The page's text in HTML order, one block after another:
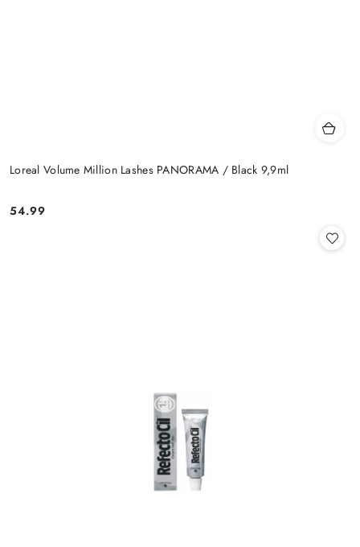
Loreal Volume Million Lashes PANORAMA / Black 9,9ml
Cena:
54.99